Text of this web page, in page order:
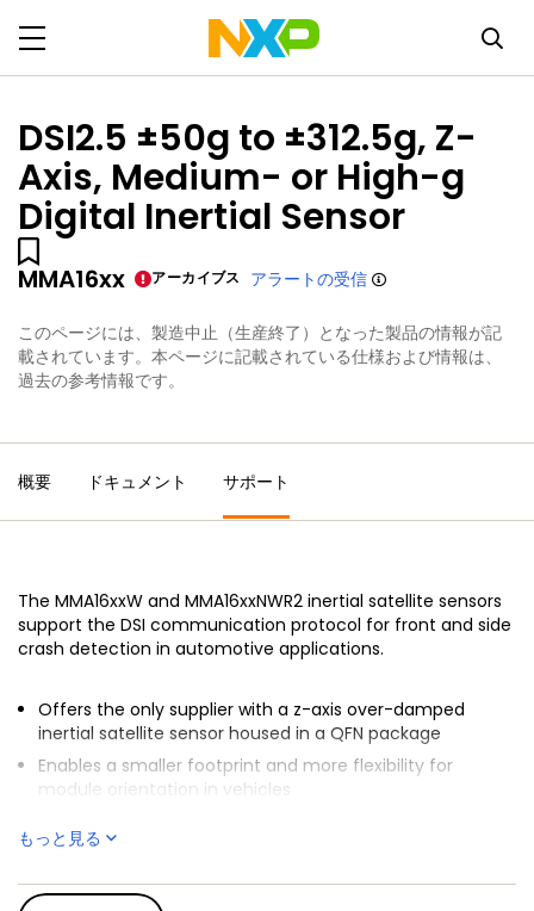
DSI2.5 ±50g to ±312.5g, Z-
Axis, Medium- or High-g
Digital Inertial Sensor
MMA16xx アーカイブス アラートの受信
このページには、製造中止（生産終了）となった製品の情報が記
載されています。本ページに記載されている仕様および情報は、
過去の参考情報です。
概要 ドキュメント サポート
The MMA16xxW and MMA16xxNWR2 inertial satellite sensors
support the DSI communication protocol for front and side
crash detection in automotive applications.
Offers the only supplier with a z-axis over-damped
inertial satellite sensor housed in a QFN package
Enables a smaller footprint and more flexibility for
module orientation in vehicles
もっと見る